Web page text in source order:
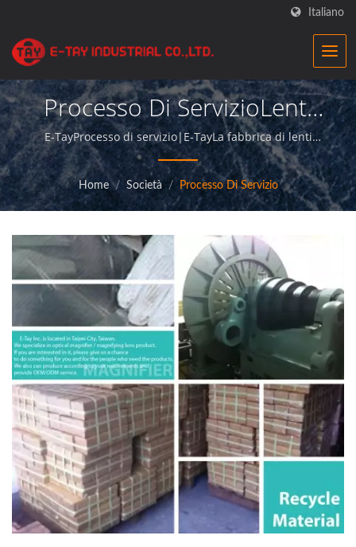
Italiano
Processo Di ServizioLenti
D'ingrandimento
Industriali Di Alta Qualità
Prodotte A Taiwan -
Approvate Dalla FDA |E-
Tay
E-TayProcesso di servizio|E-TayLa fabbrica di lenti
d'ingrandimento è un produttore professionale che
offre prodotti di qualità superiore e fornisce un
servizio impeccabile ai propri clienti.
Home / Società / Processo Di Servizio